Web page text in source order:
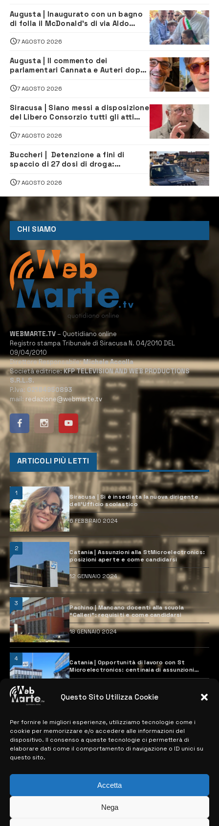
Questo Sito Utilizza Cookie
Per fornire le migliori esperienze, utilizziamo tecnologie come i
cookie per memorizzare e/o accedere alle informazioni del
dispositivo. Il consenso a queste tecnologie ci permetterà di
elaborare dati come il comportamento di navigazione o ID unici su
questo sito.
Accetta
Nega
Augusta | Inaugurato con un bagno
di folla il McDonald’s di via Aldo
7 AGOSTO 2026
Augusta | Il commento dei
parlamentari Cannata e Auteri dopo
depuratore
7 AGOSTO 2026
Siracusa | Siano messi a disposizione
del Libero Consorzio tutti gli atti
7 AGOSTO 2026
Buccheri | Detenzione a fini di
spaccio di 27 dosi di droga:
7 AGOSTO 2026
CHI SIAMO
WEBMARTE.TV – Quotidiano online
Registro stampa Tribunale di Siracusa N. 04/2010 DEL
09/04/2010
Direttore Responsabile:Michele Accolla
Società editrice:KFP TELEVISION AND WEB PRODUCTIONS
S.R.L.S.
P.Iva: 02184950893
mail: redazione@webmarte.tv
ARTICOLI PIÙ LETTI
1
Siracusa | Si è insediata la nuova dirigente
dell’Ufficio scolastico
6 FEBBRAIO 2024
2
Catania | Assunzioni alla StMicroelectronics:
posizioni aperte e come candidarsi
12 GENNAIO 2024
3
Pachino | Mancano docenti alla scuola
“Calleri”: requisiti e come candidarsi
18 GENNAIO 2024
4
Catania | Opportunità di lavoro con St
Microelectronics: centinaia di assunzioni
previste
MAPPA DEL SITO
> NOTIZIE